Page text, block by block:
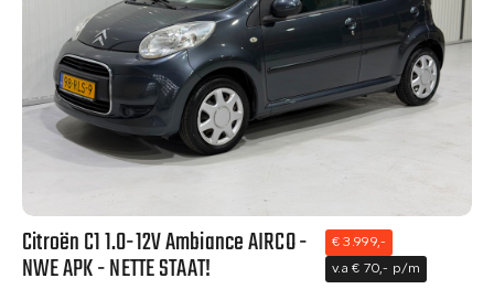
Citroën C1 1.0-12V Ambiance AIRCO -
NWE APK - NETTE STAAT!
€ 3.999,-
v.a € 70,- p/m